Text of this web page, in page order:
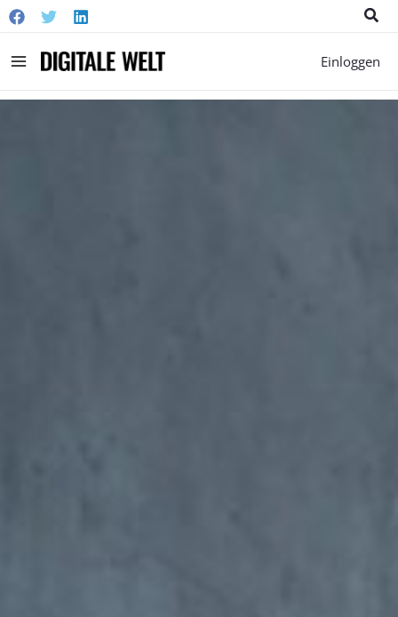
Main
Einloggen